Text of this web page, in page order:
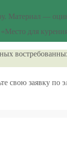
Материал —
для
свою заявку по